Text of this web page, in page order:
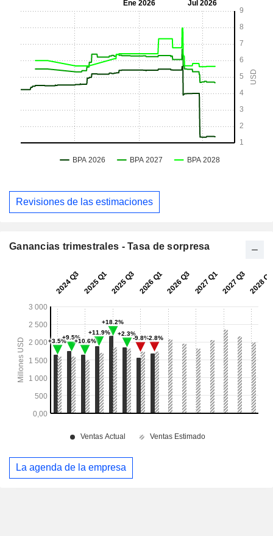
Revisiones de las estimaciones
Ganancias trimestrales - Tasa de sorpresa
La agenda de la empresa